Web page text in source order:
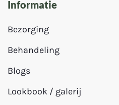
Informatie
Bezorging
Behandeling
Blogs
Lookbook / galerij